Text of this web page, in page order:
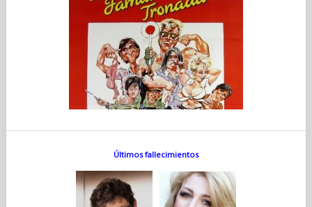
Últimos fallecimientos